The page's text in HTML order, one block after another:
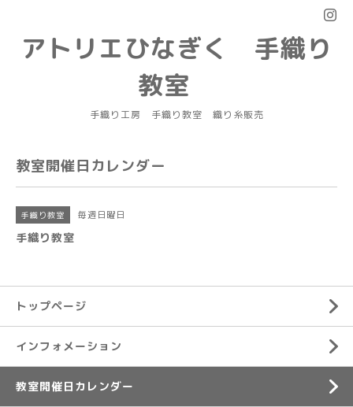
アトリエひなぎく 手織り
教室
手織り工房 手織り教室 織り糸販売
教室開催日カレンダー
手織り教室 毎週日曜日
手織り教室
トップページ
インフォメーション
教室開催日カレンダー